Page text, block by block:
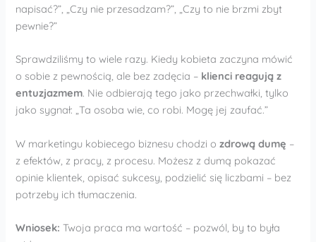
napisać?”, „Czy nie przesadzam?”, „Czy to nie brzmi zbyt
pewnie?”
Sprawdziliśmy to wiele razy. Kiedy kobieta zaczyna mówić
o sobie z pewnością, ale bez zadęcia – klienci reagują z
entuzjazmem. Nie odbierają tego jako przechwałki, tylko
jako sygnał: „Ta osoba wie, co robi. Mogę jej zaufać.”
W marketingu kobiecego biznesu chodzi ozdrową dumę –
z efektów, z pracy, z procesu. Możesz z dumą pokazać
opinie klientek, opisać sukcesy, podzielić się liczbami – bez
potrzeby ich tłumaczenia.
Wniosek: Twoja praca ma wartość – pozwól, by to była